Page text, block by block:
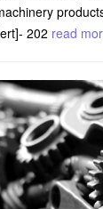
202 read